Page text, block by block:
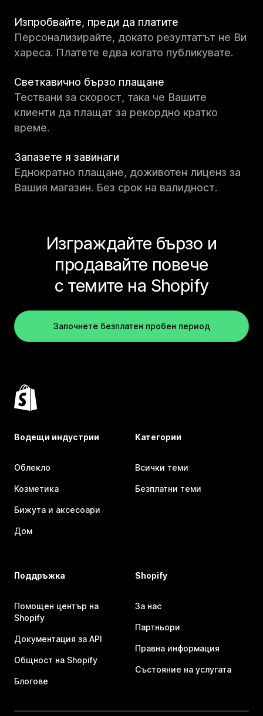
Изпробвайте, преди да платите
Персонализирайте, докато резултатът не Ви
хареса. Платете едва когато публикувате.
Светкавично бързо плащане
Тествани за скорост, така че Вашите
клиенти да плащат за рекордно кратко
време.
Запазете я завинаги
Еднократно плащане, доживотен лиценз за
Вашия магазин. Без срок на валидност.
Изграждайте бързо и
продавайте повече
с темите на Shopify
Започнете безплатен пробен период
Водещи индустрии
Облекло
Козметика
Бижута и аксесоари
Дом
Категории
Всички теми
Безплатни теми
Поддръжка
Помощен център на
Shopify
Документация за API
Общност на Shopify
Блогове
Shopify
За нас
Партньори
Правна информация
Състояние на услугата